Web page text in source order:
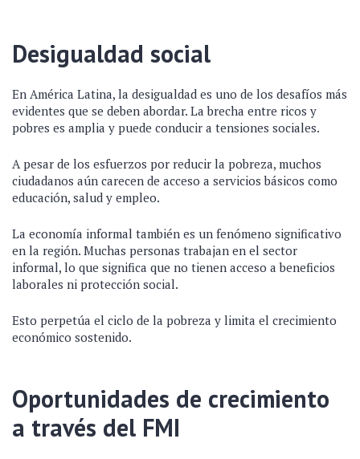
Desigualdad social
En América Latina, la desigualdad es uno de los desafíos más
evidentes que se deben abordar. La brecha entre ricos y
pobres es amplia y puede conducir a tensiones sociales.
A pesar de los esfuerzos por reducir la pobreza, muchos
ciudadanos aún carecen de acceso a servicios básicos como
educación, salud y empleo.
La economía informal también es un fenómeno significativo
en la región. Muchas personas trabajan en el sector
informal, lo que significa que no tienen acceso a beneficios
laborales ni protección social.
Esto perpetúa el ciclo de la pobreza y limita el crecimiento
económico sostenido.
Oportunidades de crecimiento
a través del FMI